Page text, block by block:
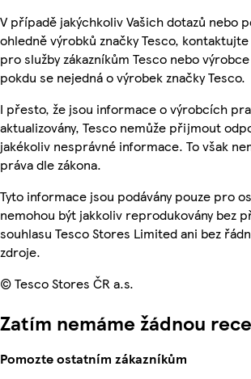
V případě jakýchkoliv Vašich dotazů nebo
ohledně výrobků značky Tesco,
pro služby zákazníkům Tesco nebo
pokdu se nejedná o výrobek značky Tesco.
I přesto, že jsou informace o výrobcích
aktualizovány, Tesco nemůže přijmout
jakékoliv nesprávné informace. To však
práva dle zákona.
Tyto informace jsou podávány pouze pro
nemohou být jakkoliv reprodukovány bez
souhlasu Tesco Stores Limited ani bez
zdroje.
© Tesco Stores ČR a.s.
Zatím nemáme žádnou
Pomozte ostatním zákazníkům